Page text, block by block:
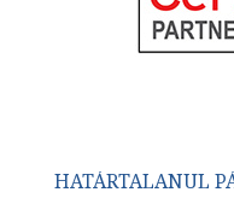
HATÁRTALANUL